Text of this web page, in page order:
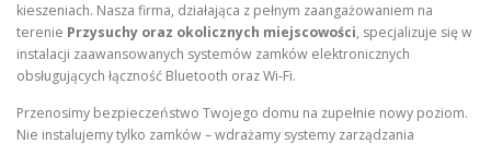
kieszeniach. Nasza firma, działająca z pełnym zaangażowaniem na
terenie Przysuchy oraz okolicznych miejscowości, specjalizuje się w
instalacji zaawansowanych systemów zamków elektronicznych
obsługujących łączność Bluetooth oraz Wi-Fi.
Przenosimy bezpieczeństwo Twojego domu na zupełnie nowy poziom.
Nie instalujemy tylko zamków – wdrażamy systemy zarządzania